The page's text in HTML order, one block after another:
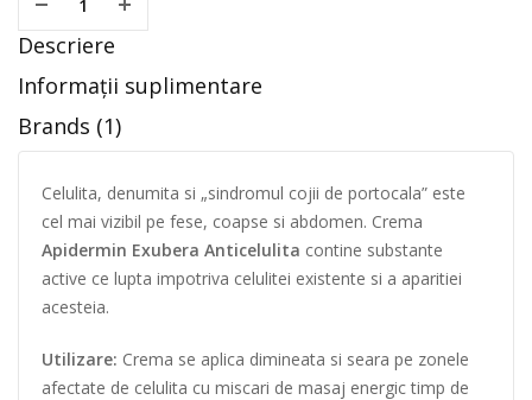
Descriere
Informații suplimentare
Brands (1)
Celulita, denumita si „sindromul cojii de portocala” este
cel mai vizibil pe fese, coapse si abdomen. Crema
Apidermin Exubera Anticelulita contine substante
active ce lupta impotriva celulitei existente si a aparitiei
acesteia.
Utilizare: Crema se aplica dimineata si seara pe zonele
afectate de celulita cu miscari de masaj energic timp de